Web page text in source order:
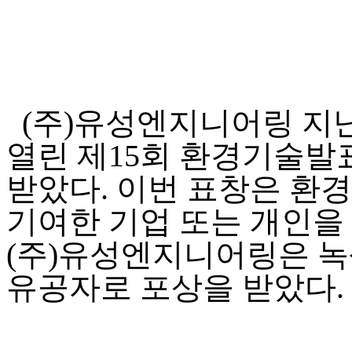
(주)유성엔지니어링 지
열린 제 15회 환경기술발
받았다. 이번 표창은 환
기여한 기업 또는 개인
(주)유성엔지니어링은
유공자로 포상을 받았다.